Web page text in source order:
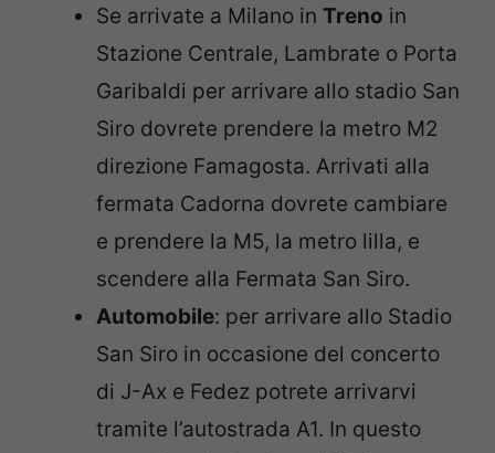
Se arrivate a Milano in Treno in
Stazione Centrale, Lambrate o Porta
Garibaldi per arrivare allo stadio San
Siro dovrete prendere la metro M2
direzione Famagosta. Arrivati alla
fermata Cadorna dovrete cambiare
e prendere la M5, la metro lilla, e
scendere alla Fermata San Siro.
Automobile: per arrivare allo Stadio
San Siro in occasione del concerto
di J-Ax e Fedez potrete arrivarvi
tramite l’autostrada A1. In questo